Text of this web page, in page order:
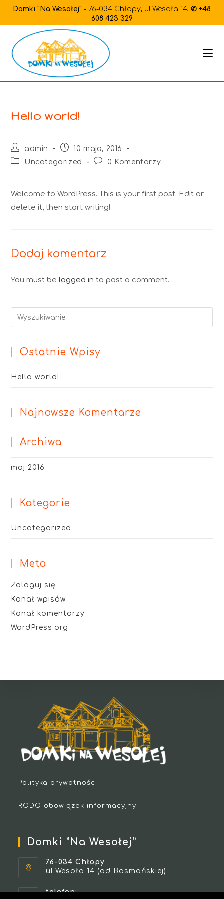
SkipDomki "Na Wesołej" - 76-034 Chłopy, ul.Wesoła 14, ✆ +48
608 423 329
Hello world!
Post
author:
admin
Post
published:
10 maja, 2016
PostUncategorized
Post0 Komentarzy
Welcome to WordPress. This is your first post. Edit or
delete it, then start writing!
Dodaj komentarz
You must belogged in to post a comment.
Ostatnie Wpisy
Hello world!
Najnowsze Komentarze
Archiwa
maj 2016
Kategorie
Uncategorized
Meta
Zaloguj się
Kanał wpisów
Kanał komentarzy
WordPress.org
Polityka prywatności
RODO obowiązek informacyjny
Domki ”Na Wesołej”
76-034 Chłopy
ul.Wesoła 14 (od Bosmańskiej)
telefon: